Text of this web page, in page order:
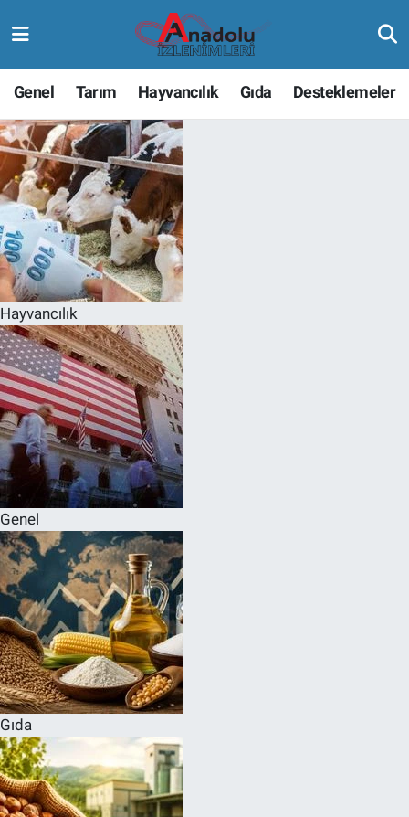
Genel Tarım Hayvancılık Gıda Desteklemeler
Hayvancılık
Genel
Gıda